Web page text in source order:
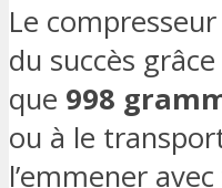
Le
du succès
que 998
ou à le
l’emmener